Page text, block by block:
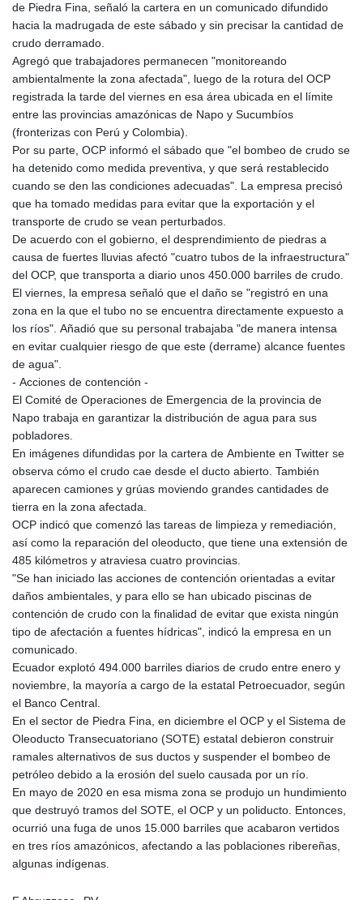
de Piedra Fina, señaló la cartera en un comunicado difundido
hacia la madrugada de este sábado y sin precisar la cantidad de
crudo derramado.
Agregó que trabajadores permanecen "monitoreando
ambientalmente la zona afectada", luego de la rotura del OCP
registrada la tarde del viernes en esa área ubicada en el límite
entre las provincias amazónicas de Napo y Sucumbíos
(fronterizas con Perú y Colombia).
Por su parte, OCP informó el sábado que "el bombeo de crudo se
ha detenido como medida preventiva, y que será restablecido
cuando se den las condiciones adecuadas". La empresa precisó
que ha tomado medidas para evitar que la exportación y el
transporte de crudo se vean perturbados.
De acuerdo con el gobierno, el desprendimiento de piedras a
causa de fuertes lluvias afectó "cuatro tubos de la infraestructura"
del OCP, que transporta a diario unos 450.000 barriles de crudo.
El viernes, la empresa señaló que el daño se "registró en una
zona en la que el tubo no se encuentra directamente expuesto a
los ríos". Añadió que su personal trabajaba "de manera intensa
en evitar cualquier riesgo de que este (derrame) alcance fuentes
de agua".
- Acciones de contención -
El Comité de Operaciones de Emergencia de la provincia de
Napo trabaja en garantizar la distribución de agua para sus
pobladores.
En imágenes difundidas por la cartera de Ambiente en Twitter se
observa cómo el crudo cae desde el ducto abierto. También
aparecen camiones y grúas moviendo grandes cantidades de
tierra en la zona afectada.
OCP indicó que comenzó las tareas de limpieza y remediación,
así como la reparación del oleoducto, que tiene una extensión de
485 kilómetros y atraviesa cuatro provincias.
"Se han iniciado las acciones de contención orientadas a evitar
daños ambientales, y para ello se han ubicado piscinas de
contención de crudo con la finalidad de evitar que exista ningún
tipo de afectación a fuentes hídricas", indicó la empresa en un
comunicado.
Ecuador explotó 494.000 barriles diarios de crudo entre enero y
noviembre, la mayoría a cargo de la estatal Petroecuador, según
el Banco Central.
En el sector de Piedra Fina, en diciembre el OCP y el Sistema de
Oleoducto Transecuatoriano (SOTE) estatal debieron construir
ramales alternativos de sus ductos y suspender el bombeo de
petróleo debido a la erosión del suelo causada por un río.
En mayo de 2020 en esa misma zona se produjo un hundimiento
que destruyó tramos del SOTE, el OCP y un poliducto. Entonces,
ocurrió una fuga de unos 15.000 barriles que acabaron vertidos
en tres ríos amazónicos, afectando a las poblaciones ribereñas,
algunas indígenas.